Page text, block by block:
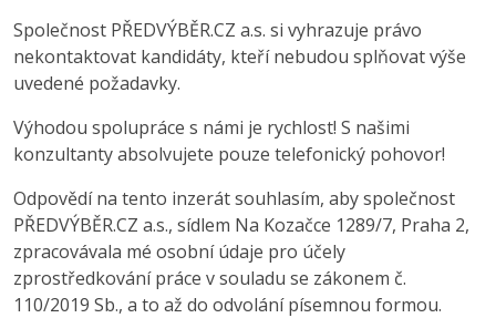
Společnost PŘEDVÝBĚR.CZ a.s. si vyhrazuje právo
nekontaktovat kandidáty, kteří nebudou splňovat výše
uvedené požadavky.
Výhodou spolupráce s námi je rychlost! S našimi
konzultanty absolvujete pouze telefonický pohovor!
Odpovědí na tento inzerát souhlasím, aby společnost
PŘEDVÝBĚR.CZ a.s., sídlem Na Kozačce 1289/7, Praha 2,
zpracovávala mé osobní údaje pro účely
zprostředkování práce v souladu se zákonem č.
110/2019 Sb., a to až do odvolání písemnou formou.